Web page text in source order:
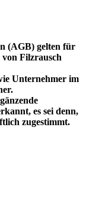
(AGB) gelten für
von Filzrausch
Unternehmer im
es sei denn,
zugestimmt.